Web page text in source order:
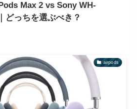
Max 2 vs Sony WH-
どっちを選ぶべき？
airpods